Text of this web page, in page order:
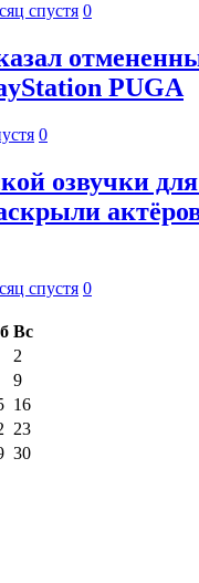
спустя 0
PUGA
0
озвучки
спустя 0
Вс
2
9
16
23
30